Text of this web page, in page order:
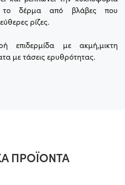
το δέρμα από βλάβες που
ρίζες.
επιδερμίδα με ακμή,μικτη
με τάσεις ερυθρότητας.
ΠΡΟΪΌΝΤΑ